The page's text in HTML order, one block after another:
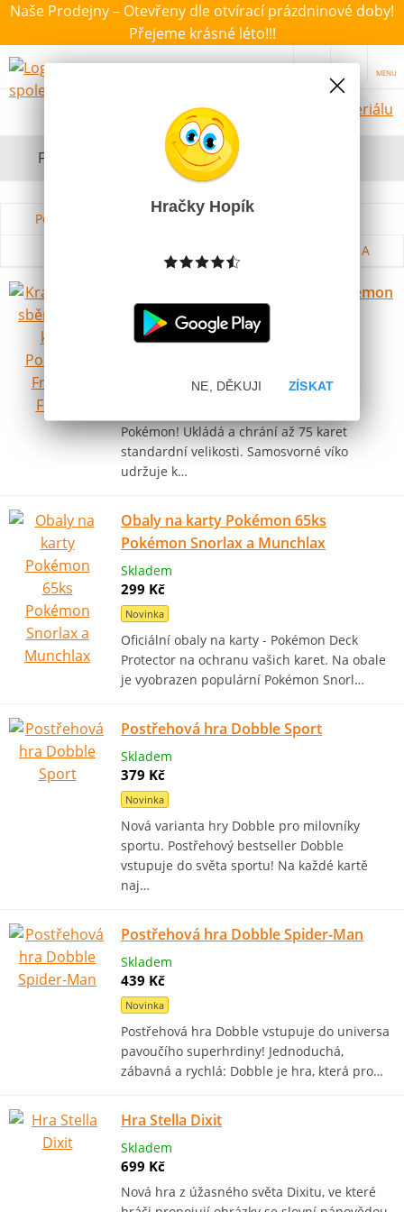
Naše Prodejny – Otevřeny dle otvírací prázdninové doby!
Přejeme krásné léto!!!
MENU
Hračky dle materiálu
Filtrovat dle dostupnosti, ceny, výrobce
Podle názvu od A do Z
Podle názvu od Z do A
Krabička na sběratelské karty Pokémon
Frosted Forest
Skladem
Pokémon! Ukládá a chrání až 75 karet
standardní velikosti. Samosvorné víko
udržuje k…
Obaly na karty Pokémon 65ks
Pokémon Snorlax a Munchlax
Skladem
299 Kč
Novinka
Oficiální obaly na karty - Pokémon Deck
Protector na ochranu vašich karet. Na obale
je vyobrazen populární Pokémon Snorl…
Postřehová hra Dobble Sport
Skladem
379 Kč
Novinka
Nová varianta hry Dobble pro milovníky
sportu. Postřehový bestseller Dobble
vstupuje do světa sportu! Na každé kartě
naj…
Postřehová hra Dobble Spider-Man
Skladem
439 Kč
Novinka
Postřehová hra Dobble vstupuje do universa
pavoučího superhrdiny! Jednoduchá,
zábavná a rychlá: Dobble je hra, která pro…
Hra Stella Dixit
Skladem
699 Kč
Nová hra z úžasného světa Dixitu, ve které
Hračky Hopík
ZÍSKAT
NE, DĚKUJI